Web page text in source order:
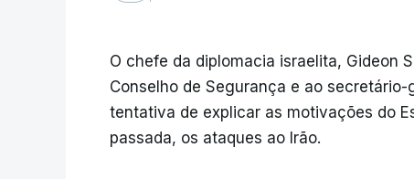
O chefe da diplomacia israelita, Gideon
Conselho de Segurança e ao
tentativa de explicar as motivações do
passada, os ataques ao Irão.